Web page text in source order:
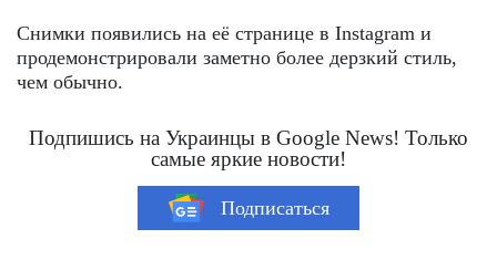
Снимки появились на её странице в Instagram и
продемонстрировали заметно более дерзкий стиль,
чем обычно.
Подпишись на Украинцы в Google News! Только
самые яркие новости!
Подписаться